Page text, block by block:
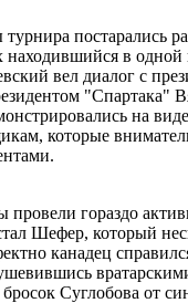
постарались
в
вел диалог с
"Спартака"
на
которые
гораздо
Шефер, который
канадец
Суглобова от